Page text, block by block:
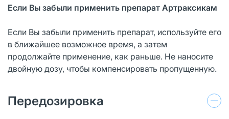
Если Вы забыли применить препарат Артраксикам
Если Вы забыли применить препарат, используйте его
в ближайшее возможное время, а затем
продолжайте применение, как раньше. Не наносите
двойную дозу, чтобы компенсировать пропущенную.
Передозировка